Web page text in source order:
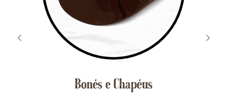
Bonés e Chapéus